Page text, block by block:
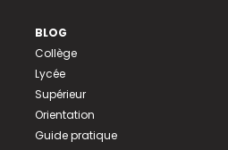
BLOG
Collège
Lycée
Supérieur
Orientation
Guide pratique